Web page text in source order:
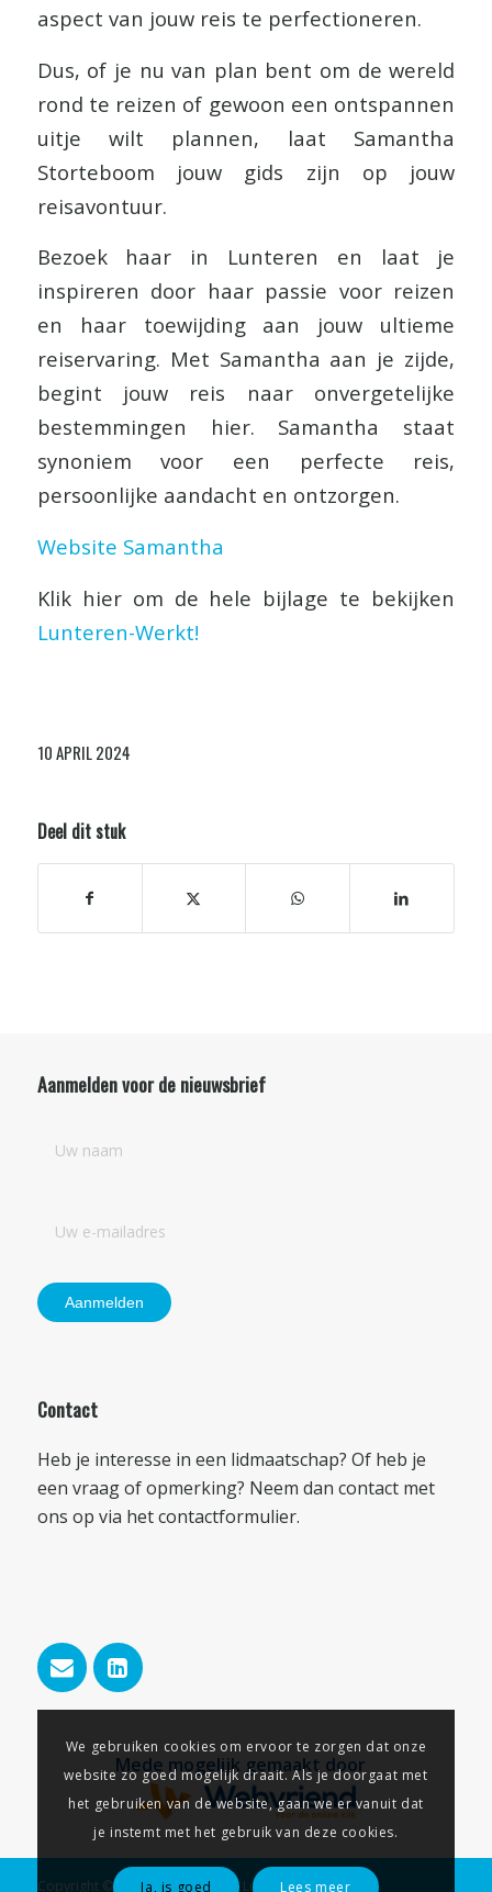
aspect van jouw reis te perfectioneren.
Dus, of je nu van plan bent om de wereld
rond te reizen of gewoon een ontspannen
uitje wilt plannen, laat Samantha
Storteboom jouw gids zijn op jouw
reisavontuur.
Bezoek haar in Lunteren en laat je
inspireren door haar passie voor reizen
en haar toewijding aan jouw ultieme
reiservaring. Met Samantha aan je zijde,
begint jouw reis naar onvergetelijke
bestemmingen hier. Samantha staat
synoniem voor een perfecte reis,
persoonlijke aandacht en ontzorgen.
Website Samantha
Klik hier om de hele bijlage te bekijken
Lunteren-Werkt!
10 APRIL 2024
Deel dit stuk
Aanmelden voor de nieuwsbrief
Contact
Heb je interesse in een lidmaatschap? Of heb je
een vraag of opmerking? Neem dan contact met
ons op via hetcontactformulier.
Mede mogelijk gemaakt door
Copyright © 2026 - Businessclub Lunteren
We gebruiken cookies om ervoor te zorgen dat onze
website zo goed mogelijk draait. Als je doorgaat met
het gebruiken van de website, gaan we er vanuit dat
je instemt met het gebruik van deze cookies.
Ja, is goed Lees meer